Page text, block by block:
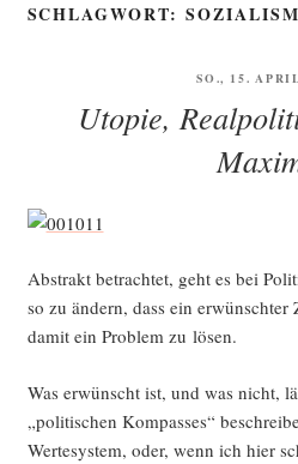
SCHLAGWORT:
SO., 15.
Utopie,
Abs­trakt betrach­tet, geht es bei
so zu ändern, dass ein
damit ein Pro­blem zu lösen.
Was erwünscht ist, und was nicht,
„poli­ti­schen Kom­pas­ses“
Wer­te­sys­tem, oder, wenn ich hier